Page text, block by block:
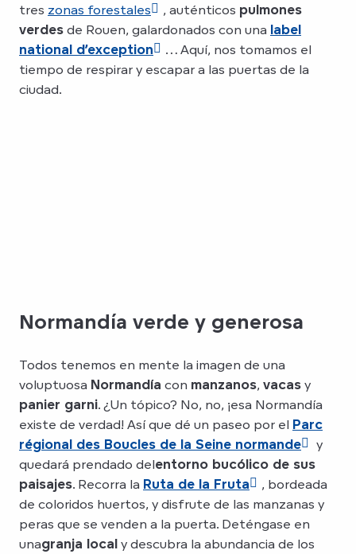
tres zonas forestales , auténticos pulmones
verdes de Rouen, galardonados con una label
national d’exception
… Aquí, nos tomamos el
tiempo de respirar y escapar a las puertas de la
ciudad.
Normandía verde y generosa
Todos tenemos en mente la imagen de una
voluptuosa Normandía con manzanos, vacas y
panier garni. ¿Un tópico? No, no, ¡esa Normandía
existe de verdad! Así que dé un paseo por el Parc
régional des Boucles de la Seine normande
y
quedará prendado delentorno bucólico de sus
paisajes. Recorra la Ruta de la Fruta
, bordeada
de coloridos huertos, y disfrute de las manzanas y
peras que se venden a la puerta. Deténgase en
unagranja local y descubra la abundancia de los